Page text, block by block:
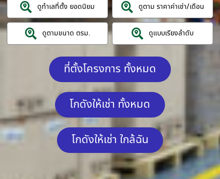
ดูทำเลที่ตั้ง ยอดนิยม ดูตาม ราคาค่าเช่า/เดือน
ดูตามขนาด ตรม. ดูแบบเรียงลำดับ
ที่ตั้งโครงการ ทั้งหมด
โกดังให้เช่า ทั้งหมด
โกดังให้เช่า ใกล้ฉัน